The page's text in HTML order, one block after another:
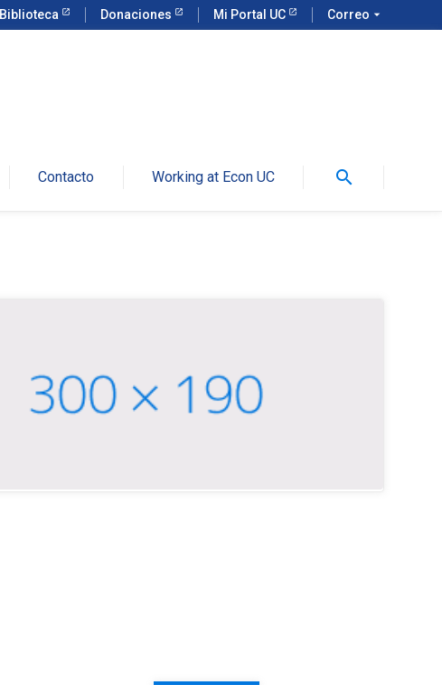
Biblioteca Donaciones Mi Portal UC Correo arrow_drop_down
Contacto Working at Econ UC search